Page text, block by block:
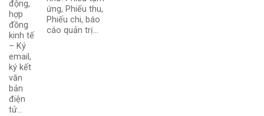
động,
hợp
đồng
kinh tế
– Ký
email,
ký kết
văn
bản
điện
tử…
ứng, Phiếu thu,
Phiếu chi, báo
cáo quản trị…